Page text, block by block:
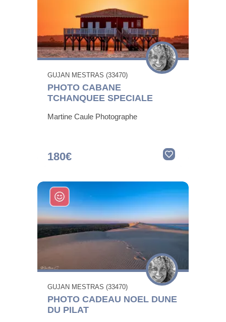
GUJAN MESTRAS (33470)
PHOTO CABANE
TCHANQUEE SPECIALE
Martine Caule Photographe
180€
GUJAN MESTRAS (33470)
PHOTO CADEAU NOEL DUNE
DU PILAT